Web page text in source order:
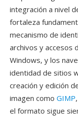
integración a nivel
fortaleza
mecanismo de
archivos y accesos
Windows, y los
identidad de sitios
creación y edición
imagen como GIMP
el formato sigue